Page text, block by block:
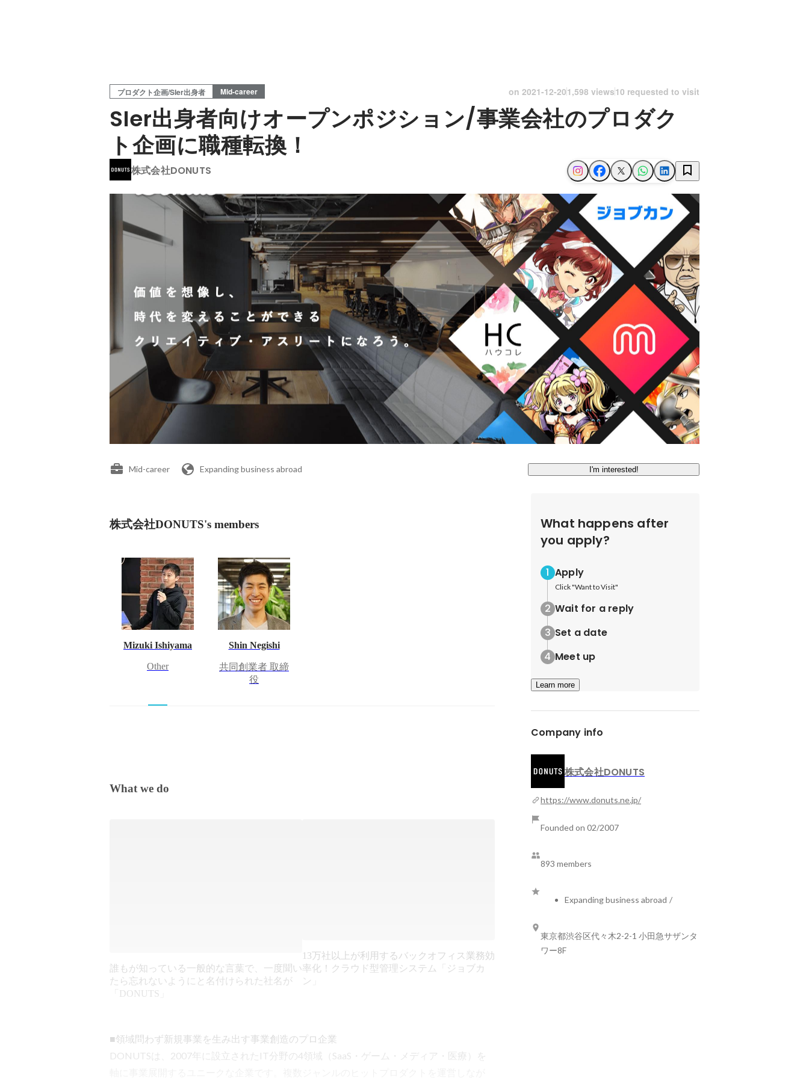
プロダクト企画/SIer出身者 Mid-career on 2021-12-201,598 views10 requested to visit
SIer出身者向けオープンポジション/事業会社のプロダク
ト企画に職種転換！
株式会社DONUTS
Mid-career Expanding business abroad I'm interested!
株式会社DONUTS's members
Mizuki Ishiyama
Other
Shin Negishi
共同創業者 取締
役
What we do
誰もが知っている一般的な言葉で、一度聞い
たら忘れないようにと名付けられた社名が
「DONUTS」
13万社以上が利用するバックオフィス業務効
率化！クラウド型管理システム「ジョブカ
ン」
■領域問わず新規事業を生み出す事業創造のプロ企業
DONUTSは、2007年に設立されたIT分野の4領域（SaaS・ゲーム・メディア・医療）を
What happens after
you apply?
Apply
Click "Want to Visit"
Wait for a reply
Set a date
Meet up
Learn more
Company info
株式会社DONUTS
https://www.donuts.ne.jp/
Founded on 02/2007
893 members
Expanding business abroad /
東京都渋谷区代々木2-2-1 小田急サザンタ
ワー8F